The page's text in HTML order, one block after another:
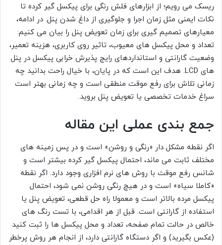
ریسک می رویم؛ از ابزارهای فلش رنگی برای پیکسل گیر کرده تا
نکات ایمنی مثل زمان اجرا و جلوگیری از داغ شدن پنل. در ادامه،
معیارهای تصمیم گیری برای زمان تعویض پنل را بیان می کنیم:
تعداد و محل پیکسل های معیوب، تاثیر روی کاربری، هزینه تعمیر،
وضعیت گارانتی و استانداردهای رایج پذیرش خرابی پیکسل در پنل
های LCD. هدف این است که در پایان، با خیال راحت بدانید چه
زمانی تلاش برای رفع موقت منطقی است و چه زمانی بهتر است
سراغ خدمات تخصصی یا تعویض پنل بروید.
جمع بندی عملی این مقاله
اگر نقطه مشکل دار «رنگی و روشن» است و در پس زمینه های
مختلف ثابت می ماند، احتمال پیکسل گیر کرده بیشتر است و
شانس رفع موقت با روش های نرم افزاری وجود دارد. اگر نقطه
«کاملا سیاه» است و در هیچ رنگی روشن نمی شود، احتمال
پیکسل مرده بالاتر است و معمولا راه حل قطعی، تعویض پنل یا
استفاده از گارانتی است. قبل از هر اقدامی، با تست رنگ های
خالص در حالت تمام صفحه، تعداد و محل پیکسل ها را ثبت کنید
(عکس بگیرید) و اگر دستگاه گارانتی دارد، از انجام هر روش پرخطر